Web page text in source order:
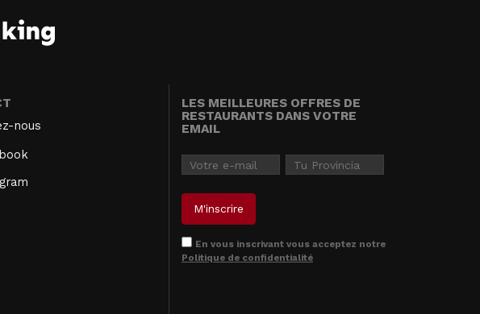
nous
LES MEILLEURES OFFRES DE
RESTAURANTS DANS VOTRE
EMAIL
En vous inscrivant vous acceptez notre
Politique de confidentialité